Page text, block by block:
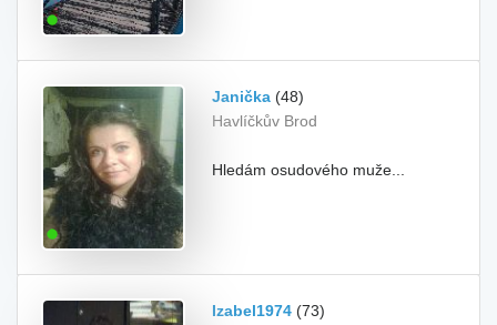
Janička (48)
Havlíčkův Brod
Hledám osudového muže...
Izabel1974 (73)